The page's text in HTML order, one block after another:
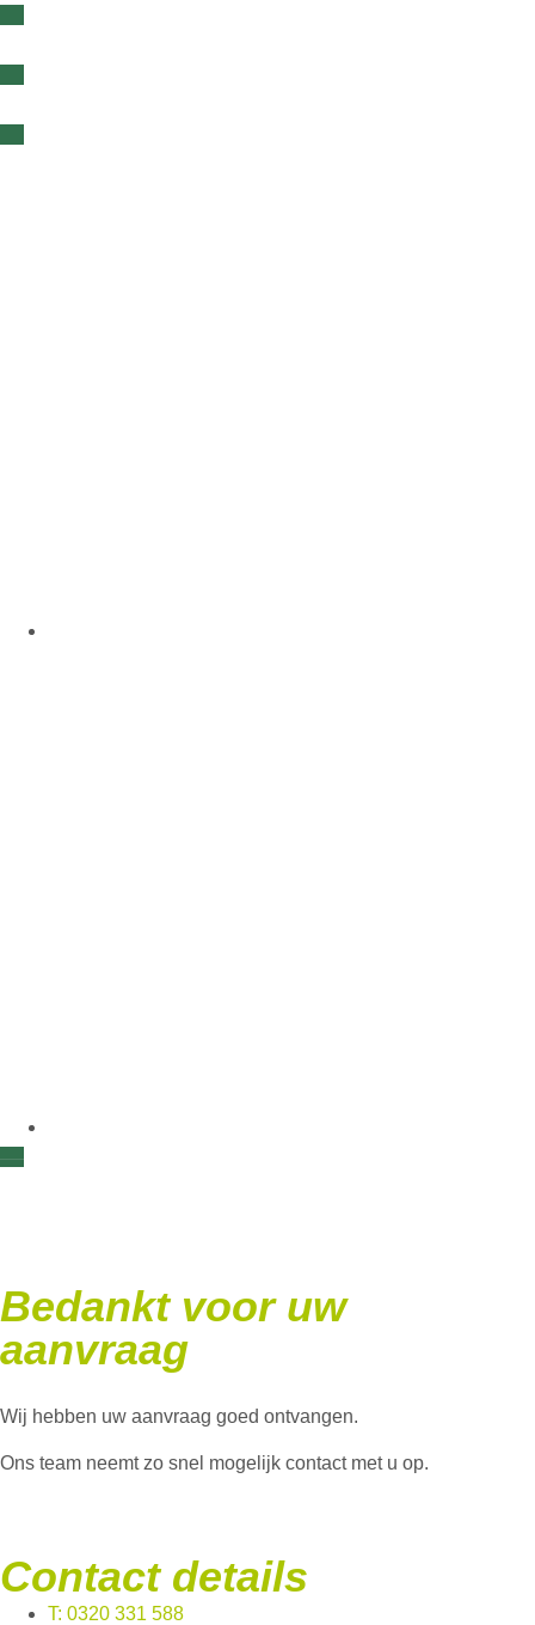
Bedankt voor uw
aanvraag
Wij hebben uw aanvraag goed ontvangen.
Ons team neemt zo snel mogelijk contact met u op.
Contact details
T: 0320 331 588